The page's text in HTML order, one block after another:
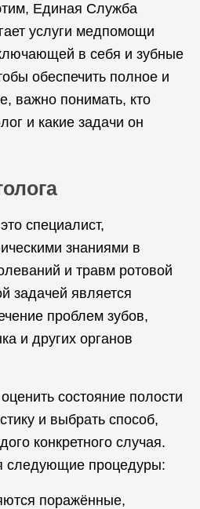
Единая Служба
услуги медпомощи
в себя и зубные
обеспечить полное и
важно понимать, кто
и какие задачи он
специалист,
знаниями в
и травм ротовой
задачей является
проблем зубов,
и других органов
состояние полости
и выбрать способ,
конкретного случая.
следующие процедуры:
поражённые,